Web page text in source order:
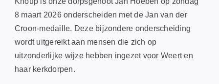
8 maart 2026 onderscheiden met de Jan van der
Croon-medaille. Deze bijzondere onderscheiding
wordt uitgereikt aan mensen die zich op
uitzonderlijke wijze hebben ingezet voor Weert en
haar kerkdorpen.